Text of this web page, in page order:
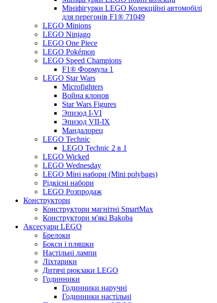
Мініфігурки LEGO Колекційні автомобілі
для перегонів F1® 71049
LEGO Minions
LEGO Ninjago
LEGO One Piece
LEGO Pokémon
LEGO Speed Champions
F1® Формула 1
LEGO Star Wars
Microfighters
Война клонов
Star Wars Figures
Эпизод I-VI
Эпизод VII-IX
Мандалорец
LEGO Technic
LEGO Technic 2 в 1
LEGO Wicked
LEGO Wednesday
LEGO Міні набори (Mini polybags)
Рідкісні набори
LEGO Розпродаж
Конструктори
Конструктори магнітні SmartMax
Конструктори м'які Bakoba
Аксесуари LEGO
Брелоки
Бокси і пляшки
Настільні лампи
Ліхтарики
Дитячі рюкзаки LEGO
Годинники
Годинники наручні
Годинники настільні